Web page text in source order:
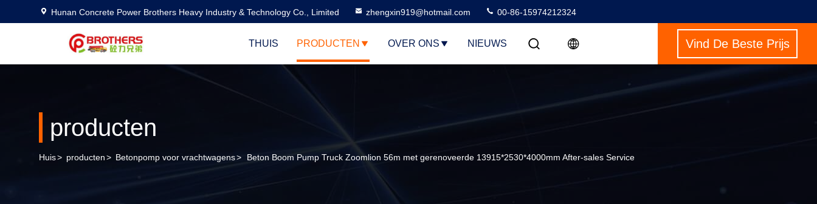
Hunan Concrete Power Brothers Heavy Industry & Technology Co., Limited zhengxin919@hotmail.com 00-86-15974212324
THUIS PRODUCTEN OVER ONS NIEUWS Vind De Beste Prijs
producten
Huis> producten> Betonpomp voor vrachtwagens> Beton Boom Pump Truck Zoomlion 56m met gerenoveerde 13915*2530*4000mm After-sales Service